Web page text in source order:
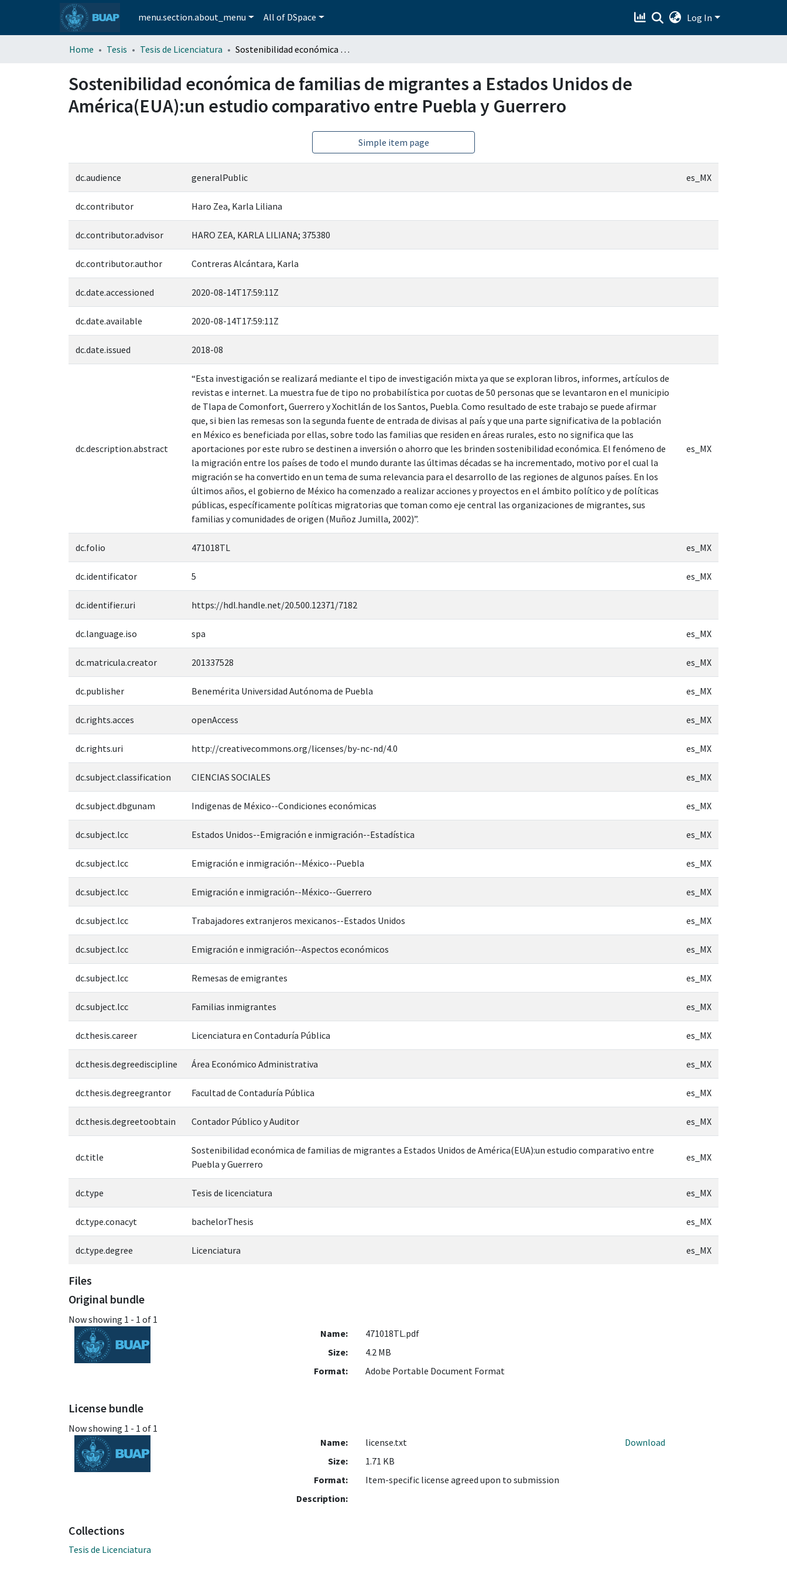
menu.section.about_menu All of DSpace Log In
Home Tesis Tesis de Licenciatura Sostenibilidad económica de familias de migrantes a Estados Unidos de América(EUA):un estudio comparativo entre Puebla y Guerrero
Sostenibilidad económica de familias de migrantes a Estados Unidos de
América(EUA):un estudio comparativo entre Puebla y Guerrero
Simple item page
dc.audience generalPublic es_MX
dc.contributor Haro Zea, Karla Liliana
dc.contributor.advisor HARO ZEA, KARLA LILIANA; 375380
dc.contributor.author Contreras Alcántara, Karla
dc.date.accessioned 2020-08-14T17:59:11Z
dc.date.available 2020-08-14T17:59:11Z
dc.date.issued 2018-08
dc.description.abstract
“Esta investigación se realizará mediante el tipo de investigación mixta ya que se exploran libros, informes, artículos de
revistas e internet. La muestra fue de tipo no probabilística por cuotas de 50 personas que se levantaron en el municipio
de Tlapa de Comonfort, Guerrero y Xochitlán de los Santos, Puebla. Como resultado de este trabajo se puede afirmar
que, si bien las remesas son la segunda fuente de entrada de divisas al país y que una parte significativa de la población
en México es beneficiada por ellas, sobre todo las familias que residen en áreas rurales, esto no significa que las
aportaciones por este rubro se destinen a inversión o ahorro que les brinden sostenibilidad económica. El fenómeno de
la migración entre los países de todo el mundo durante las últimas décadas se ha incrementado, motivo por el cual la
migración se ha convertido en un tema de suma relevancia para el desarrollo de las regiones de algunos países. En los
últimos años, el gobierno de México ha comenzado a realizar acciones y proyectos en el ámbito político y de políticas
públicas, específicamente políticas migratorias que toman como eje central las organizaciones de migrantes, sus
familias y comunidades de origen (Muñoz Jumilla, 2002)”.
es_MX
dc.folio 471018TL es_MX
dc.identificator 5 es_MX
dc.identifier.uri https://hdl.handle.net/20.500.12371/7182
dc.language.iso spa es_MX
dc.matricula.creator 201337528 es_MX
dc.publisher Benemérita Universidad Autónoma de Puebla es_MX
dc.rights.acces openAccess es_MX
dc.rights.uri http://creativecommons.org/licenses/by-nc-nd/4.0 es_MX
dc.subject.classification CIENCIAS SOCIALES es_MX
dc.subject.dbgunam Indigenas de México--Condiciones económicas es_MX
dc.subject.lcc Estados Unidos--Emigración e inmigración--Estadística es_MX
dc.subject.lcc Emigración e inmigración--México--Puebla es_MX
dc.subject.lcc Emigración e inmigración--México--Guerrero es_MX
dc.subject.lcc Trabajadores extranjeros mexicanos--Estados Unidos es_MX
dc.subject.lcc Emigración e inmigración--Aspectos económicos es_MX
dc.subject.lcc Remesas de emigrantes es_MX
dc.subject.lcc Familias inmigrantes es_MX
dc.thesis.career Licenciatura en Contaduría Pública es_MX
dc.thesis.degreediscipline Área Económico Administrativa es_MX
dc.thesis.degreegrantor Facultad de Contaduría Pública es_MX
dc.thesis.degreetoobtain Contador Público y Auditor es_MX
dc.title
Sostenibilidad económica de familias de migrantes a Estados Unidos de América(EUA):un estudio comparativo entre
Puebla y Guerrero
es_MX
dc.type Tesis de licenciatura es_MX
dc.type.conacyt bachelorThesis es_MX
dc.type.degree Licenciatura es_MX
Files
Original bundle
Now showing 1 - 1 of 1
Name:
471018TL.pdf
Size:
4.2 MB
Format:
Adobe Portable Document Format
License bundle
Now showing 1 - 1 of 1
Name:
license.txt
Size:
1.71 KB
Format:
Item-specific license agreed upon to submission
Description:
Download
Collections
Tesis de Licenciatura